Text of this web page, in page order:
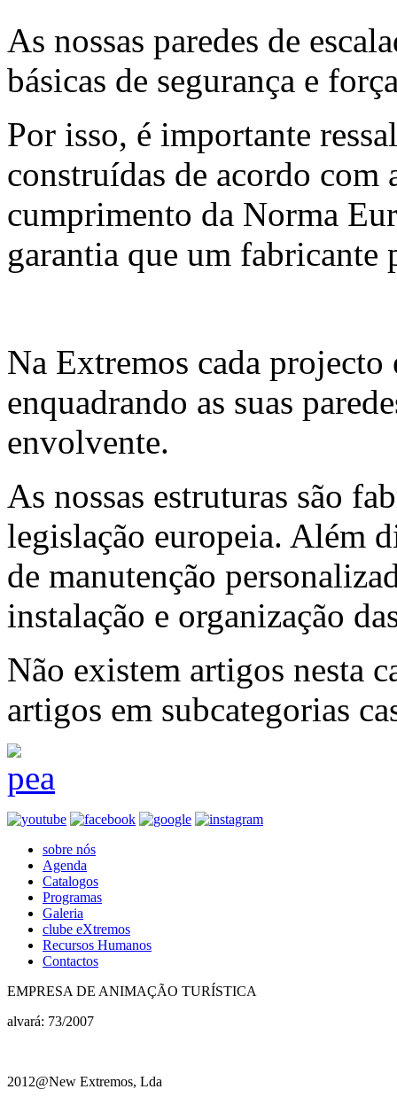
As nossas paredes de
básicas de segurança e
Por isso, é importante
construídas de acordo com
cumprimento da Norma
garantia que um fabricante
Na Extremos cada
enquadrando as suas
envolvente.
As nossas estruturas são
legislação europeia. Além
de manutenção
instalação e organização
Não existem artigos nesta
artigos em subcategorias
sobre nós
Agenda
Catalogos
Programas
Galeria
clube eXtremos
Recursos Humanos
Contactos
EMPRESA DE ANIMAÇÃO TURÍSTICA
alvará: 73/2007
2012@New Extremos, Lda